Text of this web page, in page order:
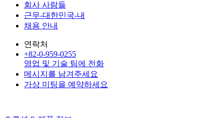
회사 사람들
근무-대한민국-내
채용 안내
연락처
+82-0-959-0255
영업 및 기술 팀에 전화
메시지를 남겨주세요
가상 미팅을 예약하세요